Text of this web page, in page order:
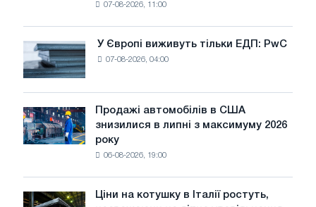
трамвайних
колій
Москви
і
Ярославля
07-08-2026, 11:00
Європі
виживуть
тільки
ЕДП:
PwC
У Європі виживуть тільки ЕДП: PwC
07-08-2026, 04:00
Продажі
автомобілів
в
липні
Продажі автомобілів в США
знизилися в липні з максимуму 2026
року
06-08-2026, 19:00
Ціни
Ціни на котушку в Італії ростуть,